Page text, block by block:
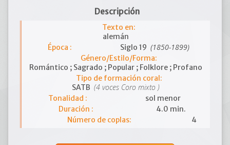
Descripción
Texto en:
alemán
Época :
Siglo 19 (1850-1899)
Género/Estilo/Forma:
Romántico ; Sagrado ; Popular ; Folklore ; Profano
Tipo de formación coral:
SATB (4 voces Coro mixto )
Tonalidad :
sol menor
Duración :
4.0 min.
Número de coplas:
4